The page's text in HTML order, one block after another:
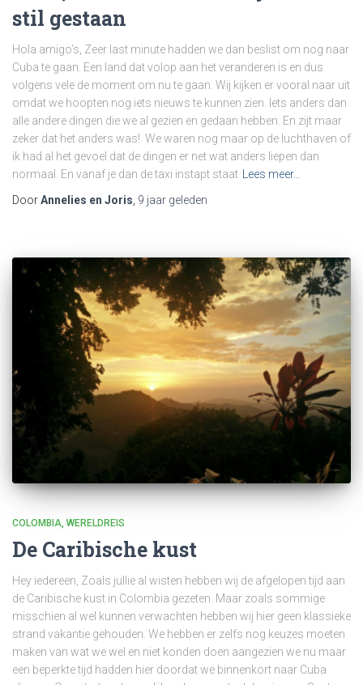
stil gestaan
Hola amigo’s, Zeer last minute hadden we dan beslist om nog naar
Cuba te gaan. Een land dat volop aan het veranderen is en dus
volgens vele de moment om nu te gaan. Wij kijken er vooral naar uit
omdat we hoopten nog iets nieuws te kunnen zien. Iets anders dan
alle andere dingen die we al gezien en gedaan hebben. En zijt maar
zeker dat het anders was! We waren nog maar op de luchthaven of
ik had al het gevoel dat de dingen er net wat anders liepen dan
normaal. En vanaf je dan de taxi instapt staat Lees meer…
DoorAnnelies en Joris, 9 jaar geleden
COLOMBIA WERELDREIS
De Caribische kust
Hey iedereen, Zoals jullie al wisten hebben wij de afgelopen tijd aan
de Caribische kust in Colombia gezeten. Maar zoals sommige
misschien al wel kunnen verwachten hebben wij hier geen klassieke
strand vakantie gehouden. We hebben er zelfs nog keuzes moeten
maken van wat we wel en niet konden doen aangezien we nu maar
een beperkte tijd hadden hier doordat we binnenkort naar Cuba